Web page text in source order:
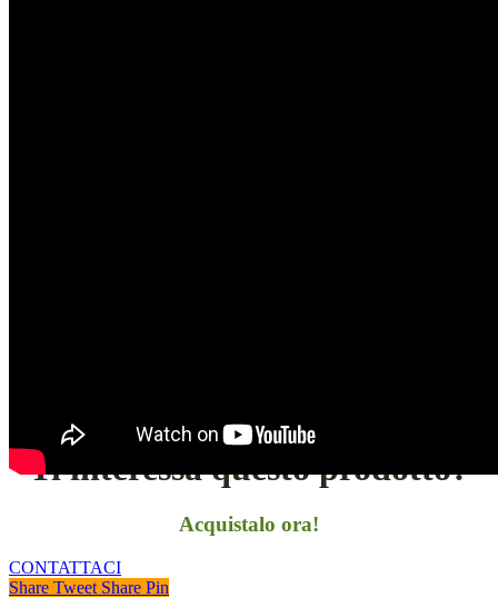
Ti interessa questo prodotto?
Acquistalo ora!
CONTATTACI
Share Tweet Share Pin